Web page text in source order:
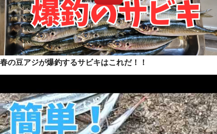
春の豆アジが爆釣するサビキはこれだ！！